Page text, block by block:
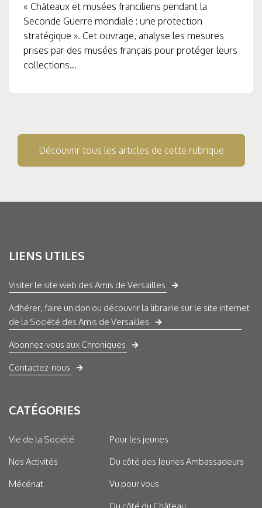
« Châteaux et musées franciliens pendant la
Seconde Guerre mondiale : une protection
stratégique ». Cet ouvrage, analyse les mesures
prises par des musées français pour protéger leurs
collections...
Découvrir tous les articles de cette rubrique
LIENS UTILES
Visiter le site web des Amis de Versailles
Adhérer, faire un don ou découvrir la librairie sur le site internet
de la Société des Amis de Versailles
Abonnez-vous aux Chroniques
Contactez-nous
CATÉGORIES
Vie de la Société
Nos Activités
Mécénat
Pour les jeunes
Du côté des Jeunes Ambassadeurs
Vu pour vous